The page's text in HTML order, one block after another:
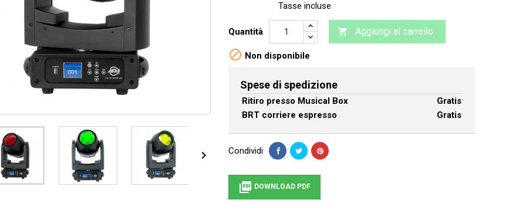

Tasse incluse
Quantità  Aggiungi al carrello
 Non disponibile
Spese di spedizione
Ritiro presso Musical Box
Gratis
BRT corriere espresso
Gratis
Condividi
 DOWNLOAD PDF